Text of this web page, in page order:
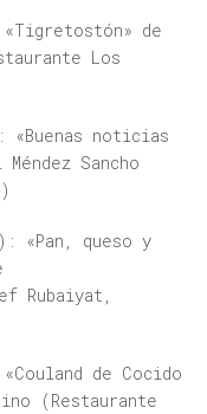
de
Los
«Buenas noticias
Sancho
«Pan, queso y
Rubaiyat,
de Cocido
(Restaurante